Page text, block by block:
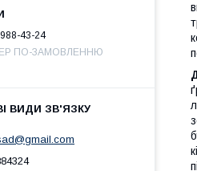
43-24
ПО-ЗАМОВЛЕННЮ